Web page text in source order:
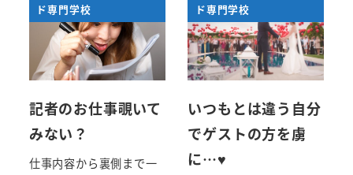
ド専門学校
記者のお仕事覗いて
みない？
仕事内容から裏側まで一
ド専門学校
いつもとは違う自分
でゲストの方を虜
に…♥